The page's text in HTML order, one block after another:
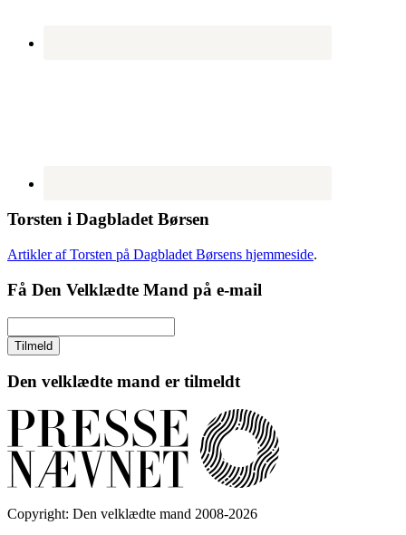
Torsten i Dagbladet Børsen
Artikler af Torsten på Dagbladet Børsens hjemmeside.
Få Den Velklædte Mand på e-mail
Den velklædte mand er tilmeldt
Copyright: Den velklædte mand 2008-2026